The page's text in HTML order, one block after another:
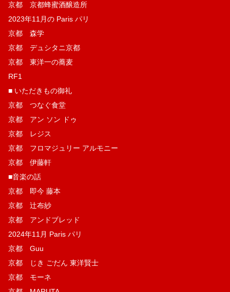
京都 京都蜂蜜酒醸造所
2023年11月の Paris パリ
京都 森学
京都 デュシタニ京都
京都 東洋一の蕎麦
RF1
■ いただきもの御礼
京都 つなぐ食堂
京都 アン ソン ドゥ
京都 レジス
京都 フロマジュリー アルモニー
京都 伊藤軒
■音楽の話
京都 即今 藤本
京都 辻布紗
京都 アンドブレッド
2024年11月 Paris パリ
京都 Guu
京都 じき ごだん 東洋賢士
京都 モーネ